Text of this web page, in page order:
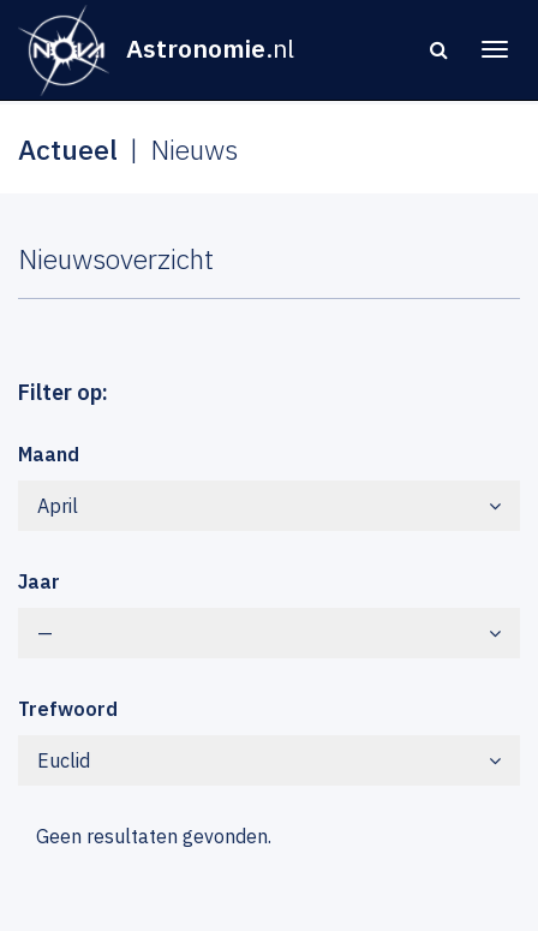
Astronomie.nl
Actueel Nieuws
Nieuwsoverzicht
Filter op:
Maand
April
Jaar
—
Trefwoord
Euclid
Geen resultaten gevonden.